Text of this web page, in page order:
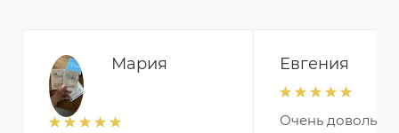
Мария Евгения
Очень довольна